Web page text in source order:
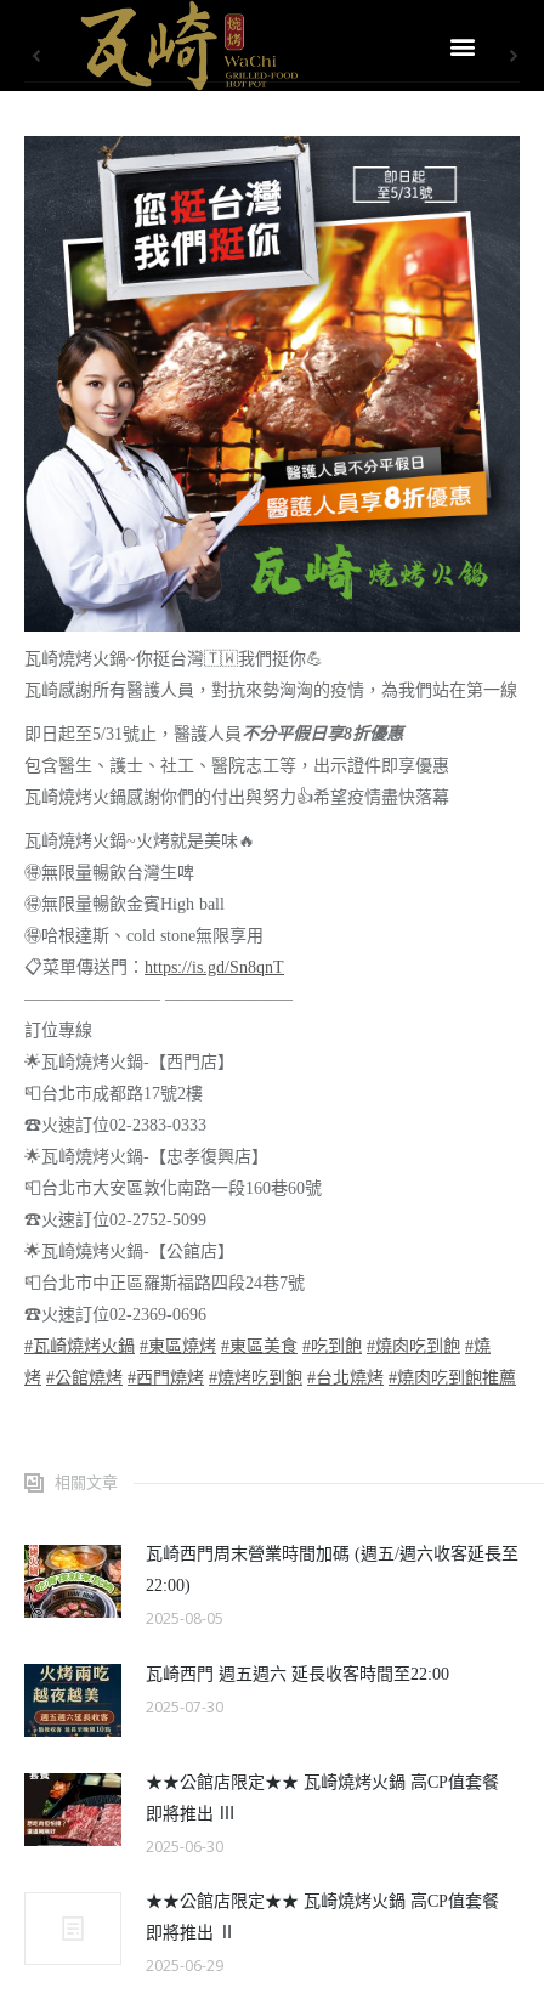
瓦崎燒烤火鍋~你挺台灣🇹🇼我們挺你💪
瓦崎感謝所有醫護人員，對抗來勢洶洶的疫情，為我們站在第一線
即日起至5/31號止，醫護人員 不分平假日享8折優惠
包含醫生、護士、社工、醫院志工等，出示證件即享優惠
瓦崎燒烤火鍋感謝你們的付出與努力👍希望疫情盡快落幕
瓦崎燒烤火鍋~火烤就是美味🔥
🉐無限量暢飲台灣生啤
🉐無限量暢飲金賓High ball
🉐哈根達斯、cold stone無限享用
📋菜單傳送門： https://is.gd/Sn8qnT
———————— ———————–
訂位專線
🌟 瓦崎燒烤火鍋-【西門店】
📮 台北市成都路17號2樓
☎火速訂位02-2383-0333
🌟 瓦崎燒烤火鍋-【忠孝復興店】
📮 台北市大安區敦化南路一段160巷60號
☎火速訂位02-2752-5099
🌟 瓦崎燒烤火鍋-【公館店】
📮 台北市中正區羅斯福路四段24巷7號
☎火速訂位02-2369-0696
#瓦崎燒烤火鍋 #東區燒烤 #東區美食 #吃到飽 #燒肉吃到飽 #燒
烤 #公館燒烤 #西門燒烤 #燒烤吃到飽 #台北燒烤 #燒肉吃到飽推薦
相關文章
瓦崎西門周末營業時間加碼 (週五/週六收客延長至
22:00)
2025-08-05
瓦崎西門 週五週六 延長收客時間至22:00
2025-07-30
★★公館店限定★★ 瓦崎燒烤火鍋 高CP值套餐
即將推出 Ⅲ
2025-06-30
★★公館店限定★★ 瓦崎燒烤火鍋 高CP值套餐
即將推出 Ⅱ
2025-06-29